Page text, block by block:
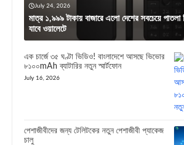
July 24, 2026
মাত্র ১,৯৯৯ টাকায় বাজারে এলো দেশের সবচেয়ে পাতলা
যাবে ওয়ালেটে
এক চার্জে ৩৫ ঘণ্টা ভিডিও! বাংলাদেশে আসছে ভিভোর
৮১০০mAh ব্যাটারির নতুন স্মার্টফোন
July 16, 2026
পেশাজীবীদের জন্য টেলিটকের নতুন পেশাজীবী প্যাকেজ
চালু